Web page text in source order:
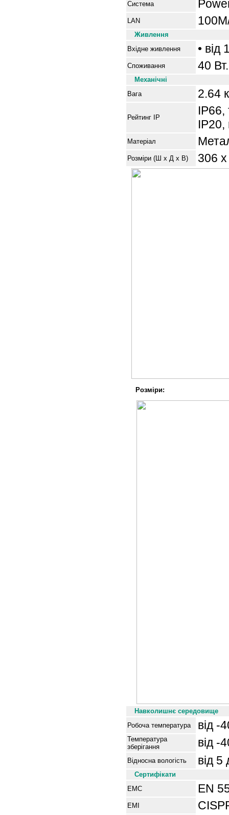
Система
LAN
Живлення
Вхідне живлення
• від
Споживання 40 Вт.
Механічні
Вага
2.64
Рейтинг IP
IP66,
Матеріал
Розміри (Ш x Д x В) 306
Розміри:
Навколишнє середовище
Робоча температура
від -
Температура
зберігання
від -
Відносна вологість від 5
Сертифікати
EMC
EN
EM